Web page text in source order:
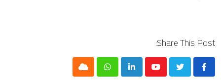
Share This Post:
Youtube
LinkedIn
Whatsapp
Cloud